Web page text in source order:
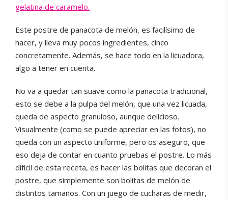
gelatina de caramelo.
Este postre de panacota de melón, es facilísimo de
hacer, y lleva muy pocos ingredientes, cinco
concretamente. Además, se hace todo en la licuadora,
algo a tener en cuenta.
No va a quedar tan suave como la panacota tradicional,
esto se debe a la pulpa del melón, que una vez licuada,
queda de aspecto granuloso, aunque delicioso.
Visualmente (como se puede apreciar en las fotos), no
queda con un aspecto uniforme, pero os aseguro, que
eso deja de contar en cuanto pruebas el postre. Lo más
difícil de esta receta, es hacer las bolitas que decoran el
postre, que simplemente son bolitas de melón de
distintos tamaños. Con un juego de cucharas de medir,